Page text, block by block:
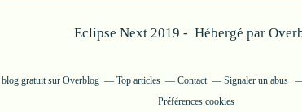
Eclipse Next 2019 - Hébergé par
blog gratuit sur Overblog Top articles Contact Signaler un abus
Préférences cookies